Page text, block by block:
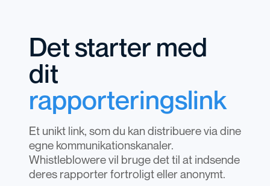
Det starter med
dit
rapporteringslink
Et unikt link, som du kan distribuere via dine
egne kommunikationskanaler.
Whistleblowere vil bruge det til at indsende
deres rapporter fortroligt eller anonymt.